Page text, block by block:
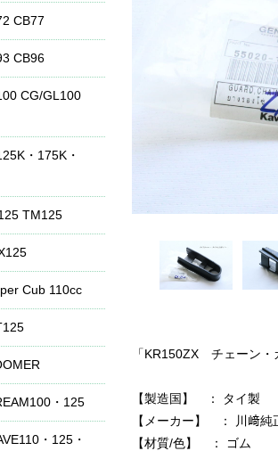
「KR150ZX チェーン
【製造国】 ： タイ製
【メーカー】 ： 川﨑
【材質/色】 ： ゴム
CB77
CB96
CG/GL100
・175K・
TM125
Cub 110cc
・125
・125・